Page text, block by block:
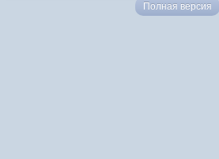
Полная версия